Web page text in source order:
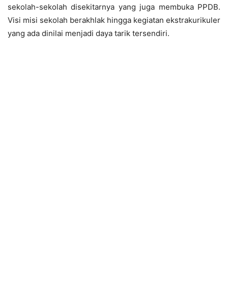
sekolah-sekolah disekitarnya yang juga membuka PPDB.
Visi misi sekolah berakhlak hingga kegiatan ekstrakurikuler
yang ada dinilai menjadi daya tarik tersendiri.